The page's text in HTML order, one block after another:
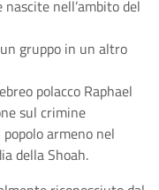
nell’ambito del
gruppo in un altro
polacco Raphael
sul crimine
armeno nel
della Shoah.